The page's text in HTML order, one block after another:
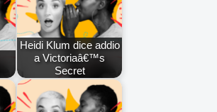
Heidi Klum dice addio
a Victoriaâ€™s
Secret